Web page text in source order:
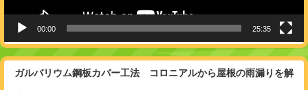
00:00 25:35
ガルバリウム鋼板カバー工法 コロニアルから屋根の雨漏りを解